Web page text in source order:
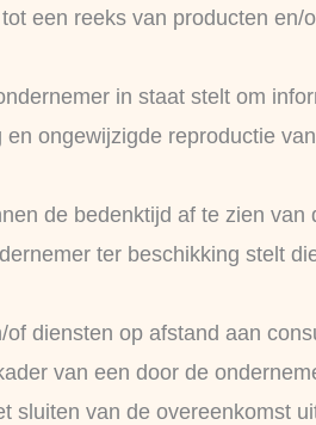
een reeks van producten
in staat stelt om
ongewijzigde reproductie
de bedenktijd af te zien van
ter beschikking stelt
diensten op afstand aan
van een door de
van de overeenkomst